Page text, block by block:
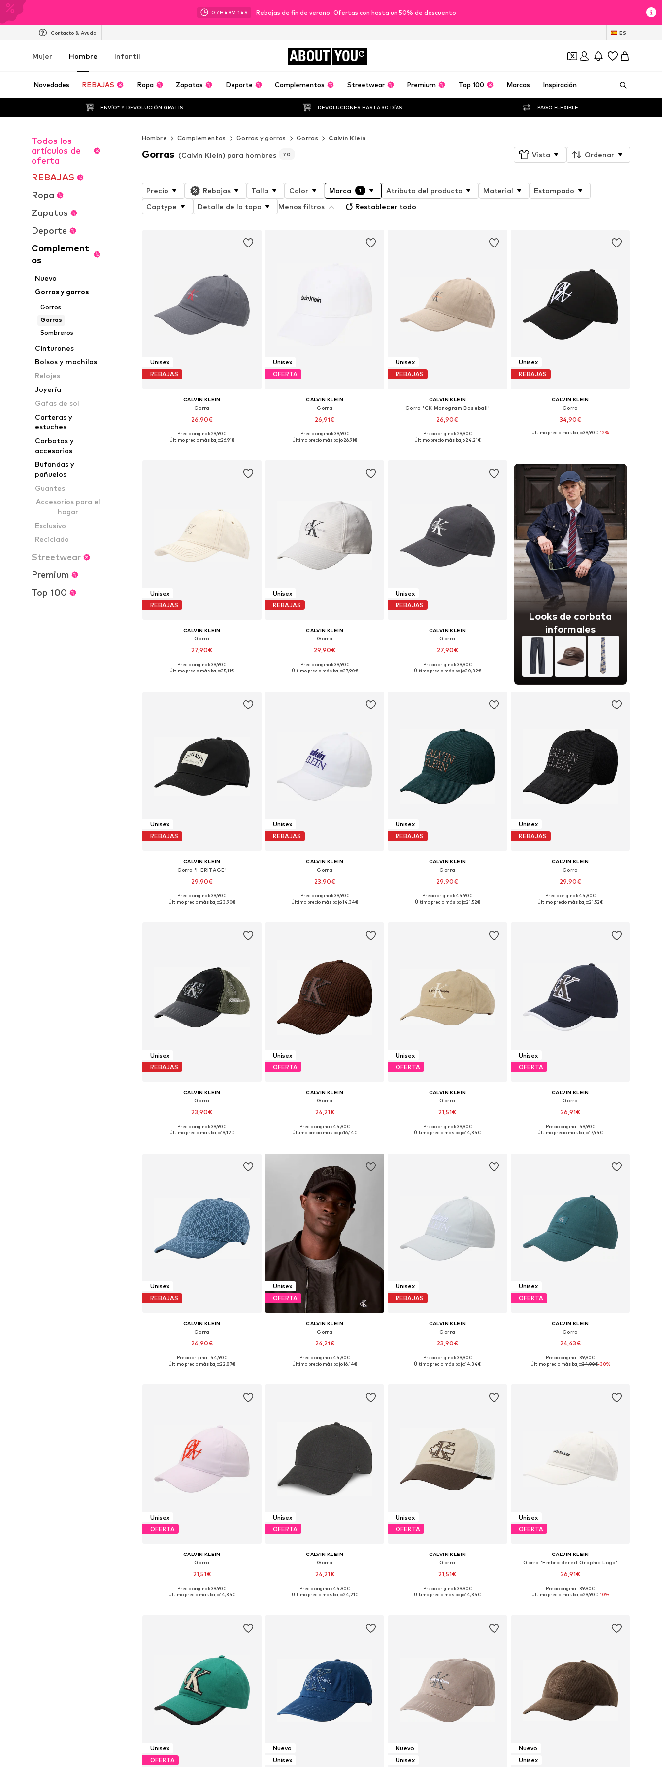
07H 49M 13 S Rebajas de fin de verano: Ofertas con hasta un 50% de descuento
Contacto & Ayuda ES
Mujer Hombre Infantil ABOUT YOU
Novedades REBAJAS Ropa Zapatos Deporte Complementos Streetwear Premium Top 100 Marcas Inspiración
ENVÍO* Y DEVOLUCIÓN GRATIS DEVOLUCIONES HASTA 30 DÍAS PAGO FLEXIBLE
Todos los
artículos de
oferta
REBAJAS
Ropa
Zapatos
Deporte
Complement
os
Nuevo
Gorras y gorros
Gorros
Gorras
Sombreros
Cinturones
Bolsos y mochilas
Relojes
Joyería
Gafas de sol
Carteras y
estuches
Corbatas y
accesorios
Bufandas y
pañuelos
Guantes
Accesorios para el
hogar
Exclusivo
Reciclado
Streetwear
Premium
Top 100
Hombre Complementos Gorras y gorros Gorras Calvin Klein
Gorras (Calvin Klein) para hombres 70 Vista Ordenar
Precio Rebajas Talla Color Marca 1 Atributo del producto Material
Estampado
Captype
Detalle de la tapa Menos filtros Restablecer todo
Unisex
REBAJAS
CALVIN KLEIN
Gorra
26,90€
Tallas disponibles: 55-60
Precio original: 29,90€
Último precio más bajo:26,91€
Unisex
OFERTA
CALVIN KLEIN
Gorra
26,91€
Tallas disponibles: 55-60
Precio original: 39,90€
Último precio más bajo:26,91€
Unisex
REBAJAS
CALVIN KLEIN
Gorra 'CK Monogram Baseball'
26,90€
Tallas disponibles: 55-60
Precio original: 29,90€
Último precio más bajo:24,21€
Unisex
REBAJAS
CALVIN KLEIN
Gorra
34,90€
Tallas disponibles: 55-60
Último precio más bajo:39,90€-12%
Unisex
REBAJAS
CALVIN KLEIN
Gorra
27,90€
Tallas disponibles: 55-60
Precio original: 39,90€
Último precio más bajo:25,11€
Unisex
REBAJAS
CALVIN KLEIN
Gorra
29,90€
Tallas disponibles: 55-60
Precio original: 39,90€
Último precio más bajo:27,90€
Unisex
REBAJAS
CALVIN KLEIN
Gorra
27,90€
+4
Tallas disponibles: 55-60
Precio original: 39,90€
Último precio más bajo:20,32€
Looks de corbata
informales
Unisex
REBAJAS
CALVIN KLEIN
Gorra 'HERITAGE'
29,90€
Tallas disponibles: 55-60
Precio original: 39,90€
Último precio más bajo:23,90€
Unisex
REBAJAS
CALVIN KLEIN
Gorra
23,90€
Tallas disponibles: 55-60
Precio original: 39,90€
Último precio más bajo:14,34€
Unisex
REBAJAS
CALVIN KLEIN
Gorra
29,90€
Tallas disponibles: 55-60
Precio original: 44,90€
Último precio más bajo:21,52€
Unisex
REBAJAS
CALVIN KLEIN
Gorra
29,90€
Tallas disponibles: 55-60
Precio original: 44,90€
Último precio más bajo:21,52€
Unisex
REBAJAS
CALVIN KLEIN
Gorra
23,90€
Tallas disponibles: 55-60
Precio original: 39,90€
Último precio más bajo:19,12€
Unisex
OFERTA
CALVIN KLEIN
Gorra
24,21€
Tallas disponibles: 55-60
Precio original: 44,90€
Último precio más bajo:16,14€
Unisex
OFERTA
CALVIN KLEIN
Gorra
21,51€
+4
Tallas disponibles: 55-60
Precio original: 39,90€
Último precio más bajo:14,34€
Unisex
OFERTA
CALVIN KLEIN
Gorra
26,91€
Tallas disponibles: 55-60
Precio original: 49,90€
Último precio más bajo:17,94€
Unisex
REBAJAS
CALVIN KLEIN
Gorra
26,90€
Tallas disponibles: 55-60
Precio original: 44,90€
Último precio más bajo:22,87€
Unisex
OFERTA
CALVIN KLEIN
Gorra
24,21€
Tallas disponibles: 55-60
Precio original: 44,90€
Último precio más bajo:16,14€
Unisex
REBAJAS
CALVIN KLEIN
Gorra
23,90€
Tallas disponibles: 55-60
Precio original: 39,90€
Último precio más bajo:14,34€
Unisex
OFERTA
CALVIN KLEIN
Gorra
24,43€
Tallas disponibles: 55-60
Precio original: 39,90€
Último precio más bajo:34,90€-30%
Unisex
OFERTA
CALVIN KLEIN
Gorra
21,51€
Tallas disponibles: 55-60
Precio original: 39,90€
Último precio más bajo:14,34€
Unisex
OFERTA
CALVIN KLEIN
Gorra
24,21€
Tallas disponibles: 55-60
Precio original: 44,90€
Último precio más bajo:24,21€
Unisex
OFERTA
CALVIN KLEIN
Gorra
21,51€
Tallas disponibles: 55-60
Precio original: 39,90€
Último precio más bajo:14,34€
Unisex
OFERTA
CALVIN KLEIN
Gorra 'Embroidered Graphic Logo'
26,91€
Tallas disponibles: 55-60
Precio original: 39,90€
Último precio más bajo:29,90€-10%
Unisex
OFERTA
Nuevo
Unisex
Nuevo
Unisex
Nuevo
Unisex